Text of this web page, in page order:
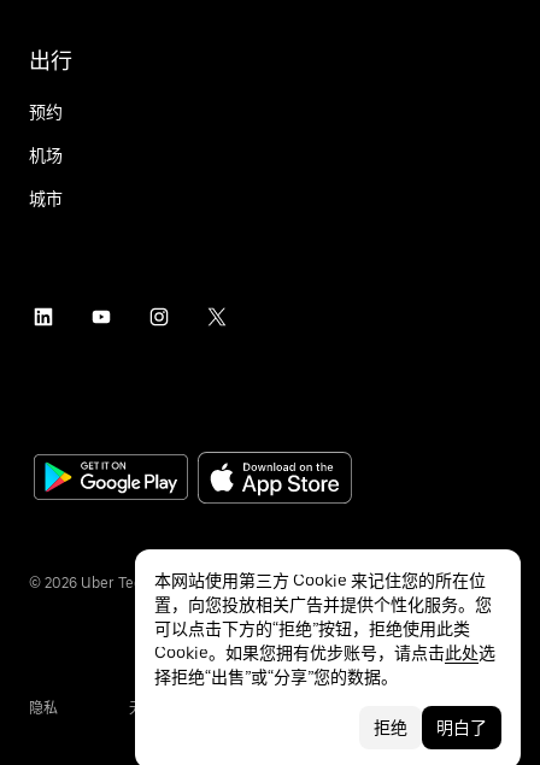
出行
预约
机场
城市
© 2026 Uber Technologies Inc.
隐私 无障碍服务
本网站使用第三方 Cookie 来记住您的所在位
置，向您投放相关广告并提供个性化服务。您
可以点击下方的“拒绝”按钮，拒绝使用此类
Cookie。如果您拥有优步账号，请点击此处选
择拒绝“出售”或“分享”您的数据。
拒绝 明白了